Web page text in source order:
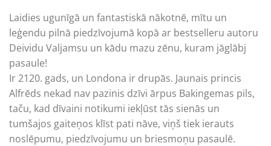
Laidies ugunīgā un fantastiskā nākotnē, mītu un
leģendu pilnā piedzīvojumā kopā ar bestselleru autoru
Deividu Valjamsu un kādu mazu zēnu, kuram jāglābj
pasaule!
Ir 2120. gads, un Londona ir drupās. Jaunais princis
Alfrēds nekad nav pazinis dzīvi ārpus Bakingemas pils,
taču, kad dīvaini notikumi iekļūst tās sienās un
tumšajos gaiteņos klīst pati nāve, viņš tiek ierauts
noslēpumu, piedzīvojumu un briesmoņu pasaulē.